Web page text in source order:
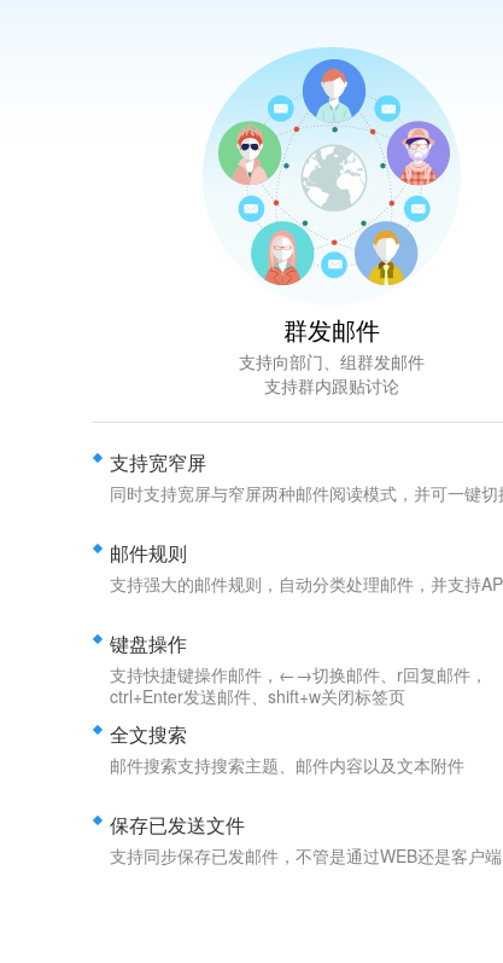
群发邮件
支持向部门、组群发邮件
支持群内跟贴讨论
支持宽窄屏
同时支持宽屏与窄屏两种邮件阅读模式，并可一键切
邮件规则
支持强大的邮件规则，自动分类处理邮件，并支持
键盘操作
支持快捷键操作邮件，←→切换邮件、r回复邮件，
ctrl+Enter发送邮件、shift+w关闭标签页
全文搜索
邮件搜索支持搜索主题、邮件内容以及文本附件
保存已发送文件
支持同步保存已发邮件，不管是通过WEB还是客户端